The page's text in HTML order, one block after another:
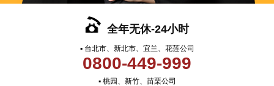
全年无休-24小时
▪ 台北市、新北市、宜兰、花莲公司
0800-449-999
▪ 桃园、新竹、苗栗公司